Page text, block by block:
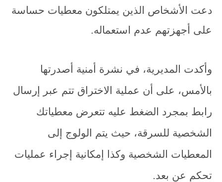
دعت الأشخاص الذين يمتلكون معطيات حساسة
على أجهزتهم عدم استعماله.
وأكدت المديرية، في نشرة أمنية أصدرتها
بالأمس، على أن عملية الاختراق تتم عبر إرسال
رابط بمجرد الضغط عليه تتعرض معطياتك
الشخصية للسرقة، حيث يتم الولوج إلى
المعطيات الشخصية وكذا إمكانية إجراء عمليات
تحكم عن بعد.